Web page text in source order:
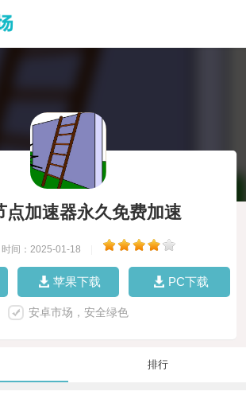
点加速器永久免费加速
时间：2025-01-18
苹果下载 PC下载
安卓市场，安全绿色
排行